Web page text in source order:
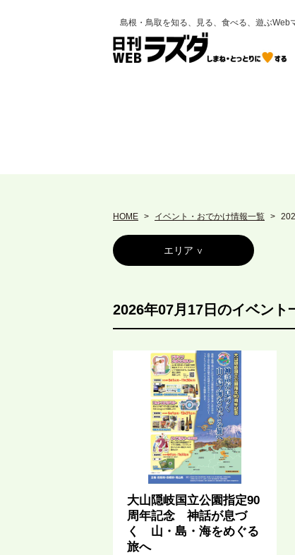
島根・鳥取を知る、見る、食べる、遊ぶWeb
HOME イベント・おでかけ情報一覧
エリア
2026年07月17日のイベント
大山隠岐国立公園指定90
周年記念 神話が息づ
く 山・島・海をめぐる
旅へ